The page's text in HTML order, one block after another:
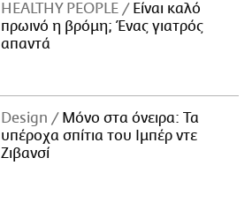
HEALTHY PEOPLE
Είναι καλό
πρωινό η βρόμη; Ένας γιατρός
απαντά
Design
Μόνο στα όνειρα: Τα
υπέροχα σπίτια του Ιμπέρ ντε
Ζιβανσί